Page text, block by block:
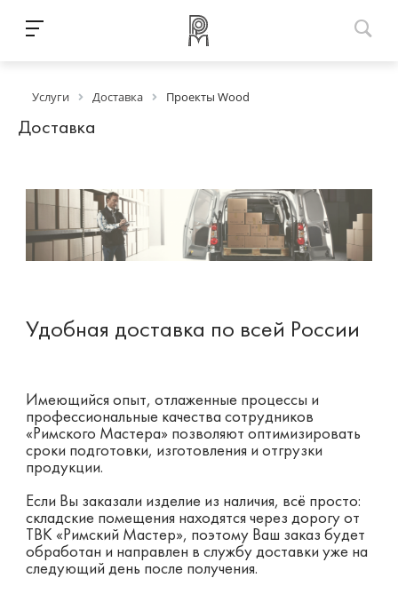
Услуги Доставка Проекты Wood
Доставка
Удобная доставка по всей России
Имеющийся опыт, отлаженные процессы и
профессиональные качества сотрудников
«Римского Мастера» позволяют оптимизировать
сроки подготовки, изготовления и отгрузки
продукции.
Если Вы заказали изделие из наличия, всё просто:
складские помещения находятся через дорогу от
ТВК «Римский Мастер», поэтому Ваш заказ будет
обработан и направлен в службу доставки уже на
следующий день после получения.